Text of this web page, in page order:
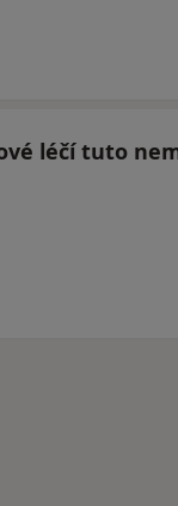
léčí tuto